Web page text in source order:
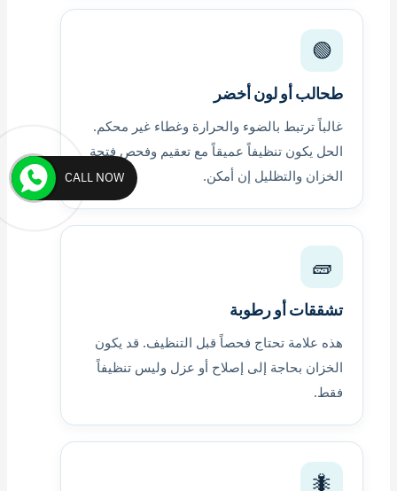
🟢
طحالب أو لون أخضر
غالباً ترتبط بالضوء والحرارة وغطاء غير محكم.
الحل يكون تنظيفاً عميقاً مع تعقيم وفحص فتحة
الخزان والتظليل إن أمكن.
🧱
تشققات أو رطوبة
هذه علامة تحتاج فحصاً قبل التنظيف. قد يكون
الخزان بحاجة إلى إصلاح أو عزل وليس تنظيفاً
فقط.
🐜
CALL NOW